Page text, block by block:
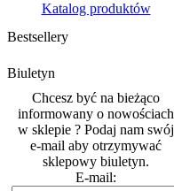
Katalog produktów
Bestsellery
Biuletyn
Chcesz być na bieżąco
informowany o nowościach
w sklepie ? Podaj nam swój
e-mail aby otrzymywać
sklepowy biuletyn.
E-mail: